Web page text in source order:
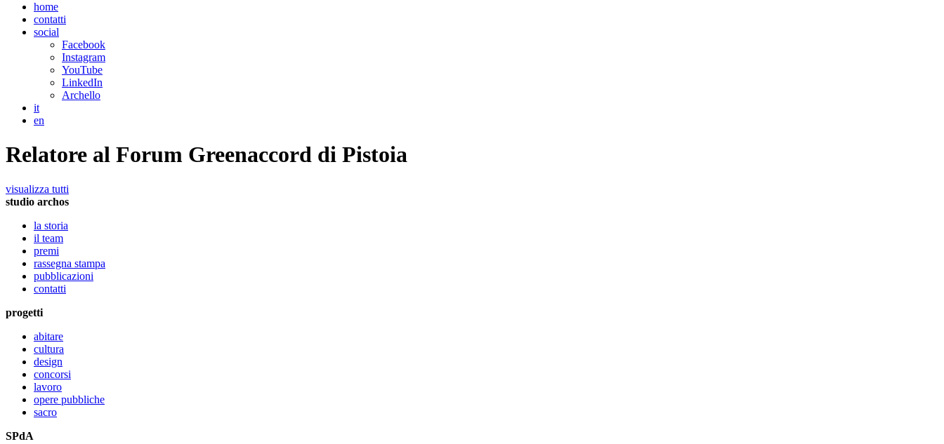
home
contatti
social
Facebook
Instagram
YouTube
LinkedIn
Archello
it
en
Relatore al Forum Greenaccord di Pistoia
visualizza tutti
studio archos
la storia
il team
premi
rassegna stampa
pubblicazioni
contatti
progetti
abitare
cultura
design
concorsi
lavoro
opere pubbliche
sacro
SPdA